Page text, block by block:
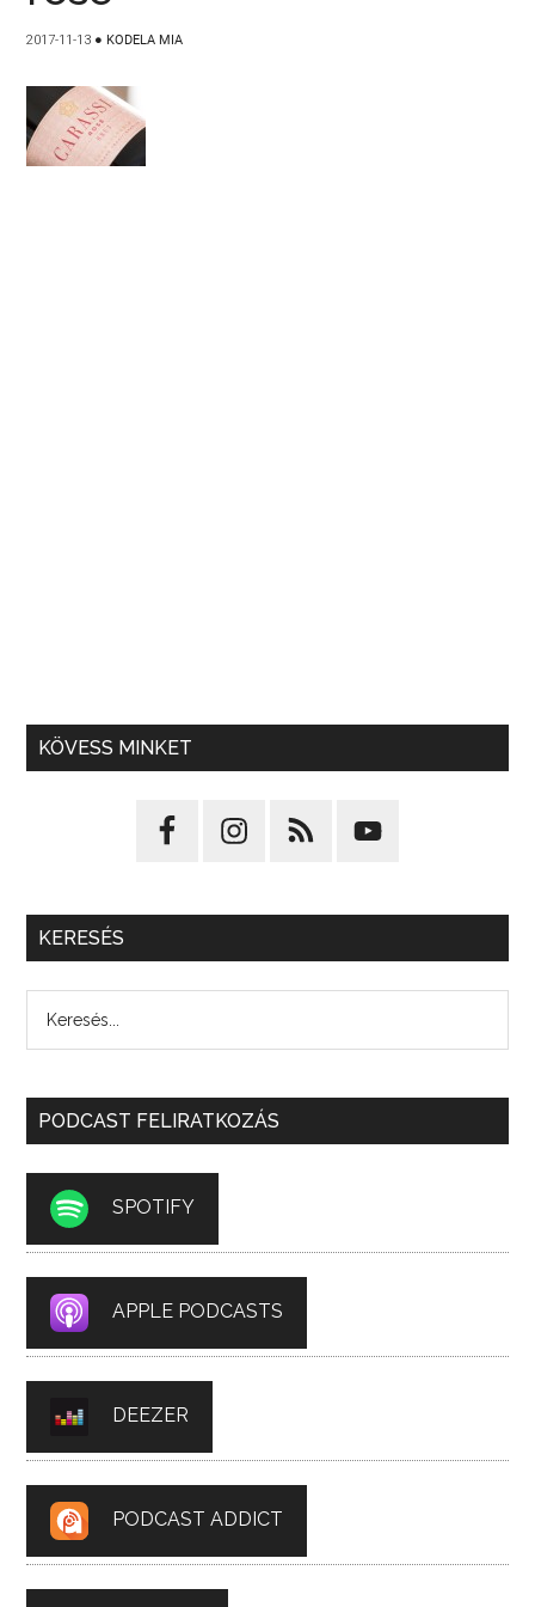
2017-11-13 ● KODELA MIA
KÖVESS MINKET
KERESÉS
PODCAST FELIRATKOZÁS
SPOTIFY
APPLE PODCASTS
DEEZER
PODCAST ADDICT